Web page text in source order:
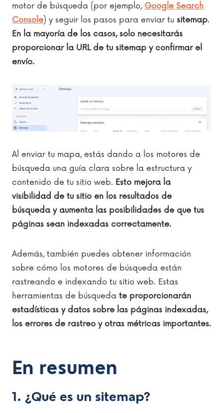
motor de búsqueda (por ejemplo, Google Search
Console) y seguir los pasos para enviar tu sitemap.
En la mayoría de los casos, solo necesitarás
proporcionar la URL de tu sitemap y confirmar el
envío.
Al enviar tu mapa, estás dando a los motores de
búsqueda una guía clara sobre la estructura y
contenido de tu sitio web. Esto mejora la
visibilidad de tu sitio en los resultados de
búsqueda y aumenta las posibilidades de que tus
páginas sean indexadas correctamente.
Además, también puedes obtener información
sobre cómo los motores de búsqueda están
rastreando e indexando tu sitio web. Estas
herramientas de búsqueda te proporcionarán
estadísticas y datos sobre las páginas indexadas,
los errores de rastreo y otras métricas importantes.
En resumen
1. ¿Qué es un sitemap?